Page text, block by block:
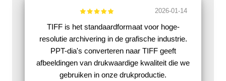
2026-01-14
TIFF is het standaardformaat voor hoge-
resolutie archivering in de grafische industrie.
PPT-dia's converteren naar TIFF geeft
afbeeldingen van drukwaardige kwaliteit die we
gebruiken in onze drukproductie.